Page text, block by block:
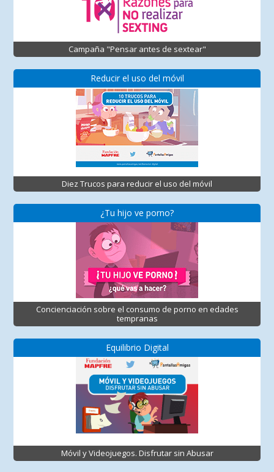
Campaña "Pensar antes de sextear"
Reducir el uso del móvil
Diez Trucos para reducir el uso del móvil
¿Tu hijo ve porno?
Concienciación sobre el consumo de porno en edades
tempranas
Equilibrio Digital
Móvil y Videojuegos. Disfrutar sin Abusar